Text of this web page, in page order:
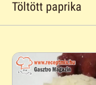
Töltött paprika